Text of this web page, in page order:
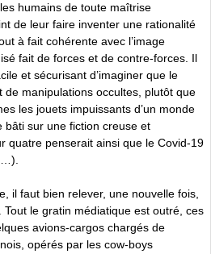
humains de toute maîtrise
de leur faire inventer une rationalité
à fait cohérente avec l’image
fait de forces et de contre-forces. Il
et sécurisant d’imaginer que le
de manipulations occultes, plutôt que
les jouets impuissants d’un monde
bâti sur une fiction creuse et
quatre penserait ainsi que le Covid-19
il faut bien relever, une nouvelle fois,
le gratin médiatique est outré, ces
avions-cargos chargés de
opérés par les cow-boys